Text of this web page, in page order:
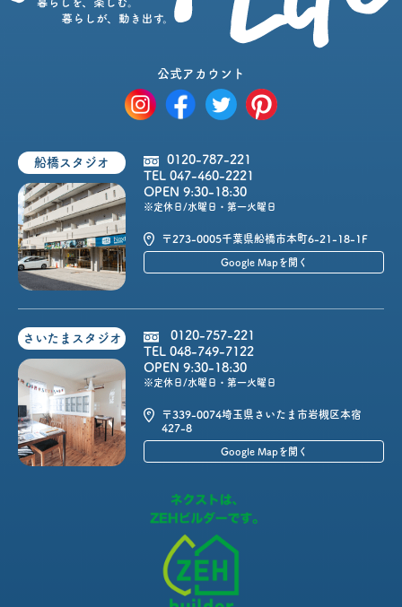
公式アカウント
船橋スタジオ
0120-787-221
TEL 047-460-2221
OPEN 9:30-18:30
※定休日/水曜日・第一火曜日
〒273-0005千葉県船橋市本町6-21-18-1F
Google Mapを開く
さいたまスタジオ
0120-757-221
TEL 048-749-7122
OPEN 9:30-18:30
※定休日/水曜日・第一火曜日
〒339-0074埼玉県さいたま市岩槻区本宿
427-8
Google Mapを開く